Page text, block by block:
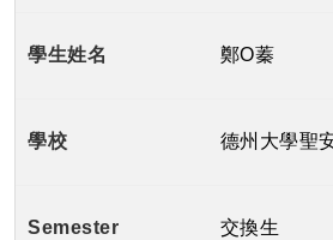
鄭O蓁
德州大學聖
交換生